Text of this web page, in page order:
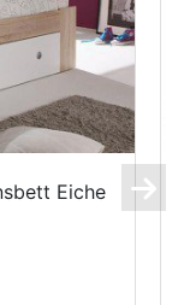
Eiche